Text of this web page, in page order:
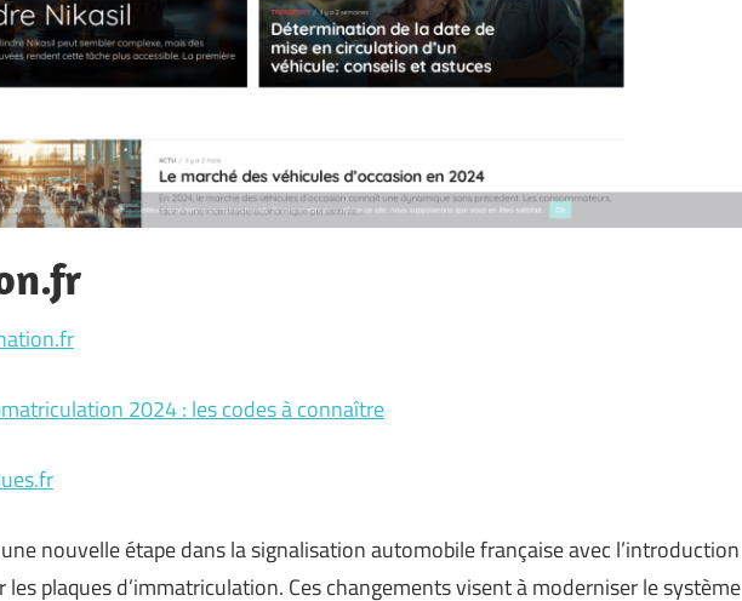
2024 : les codes à connaître
nouvelle étape dans la signalisation automobile française avec l’introduction
plaques d’immatriculation. Ces changements visent à moderniser le système